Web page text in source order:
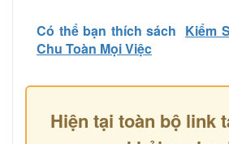
Có thể bạn thích sách Kiểm
Chu Toàn Mọi Việc
Hiện tại toàn bộ link